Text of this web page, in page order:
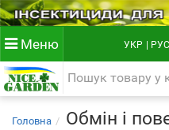
Меню УКР | РУС
Головна Обмін і